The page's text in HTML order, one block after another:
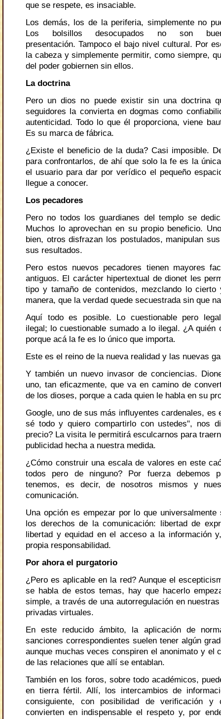
que se respete, es insaciable.
Los demás, los de la periferia, simplemente no
Los bolsillos desocupados no son
presentación. Tampoco el bajo nivel cultural. Por
la cabeza y simplemente permitir, como siempre,
del poder gobiernen sin ellos.
La doctrina
Pero un dios no puede existir sin una doctrina
seguidores la convierta en dogmas como
autenticidad. Todo lo que él proporciona, viene
Es su marca de fábrica.
¿Existe el beneficio de la duda? Casi imposible.
para confrontarlos, de ahí que solo la fe es la
el usuario para dar por verídico el pequeño
llegue a conocer.
Los pecadores
Pero no todos los guardianes del templo se
Muchos lo aprovechan en su propio beneficio.
bien, otros disfrazan los postulados, manipulan
sus resultados.
Pero estos nuevos pecadores tienen mayores
antiguos. El carácter hipertextual de dionet les
tipo y tamaño de contenidos, mezclando lo
manera, que la verdad quede secuestrada sin que
Aquí todo es posible. Lo cuestionable pero
ilegal; lo cuestionable sumado a lo ilegal. ¿A quién
porque acá la fe es lo único que importa.
Este es el reino de la nueva realidad y las nuevas
Y también un nuevo invasor de conciencias.
uno, tan eficazmente, que va en camino de
de los dioses, porque a cada quien le habla en su
Google, uno de sus más influyentes cardenales, es
sé todo y quiero compartirlo con ustedes", nos
precio? La visita le permitirá esculcarnos para
publicidad hecha a nuestra medida.
¿Cómo construir una escala de valores en este
todos pero de ninguno? Por fuerza debemos
tenemos, es decir, de nosotros mismos y
comunicación.
Una opción es empezar por lo que universalmente
los derechos de la comunicación: libertad de
libertad y equidad en el acceso a la información
propia responsabilidad.
Por ahora el purgatorio
¿Pero es aplicable en la red? Aunque el
se habla de estos temas, hay que hacerlo
simple, a través de una autorregulación en
privadas virtuales.
En este reducido ámbito, la aplicación de
sanciones correspondientes suelen tener algún
aunque muchas veces conspiren el anonimato y el
de las relaciones que allí se entablan.
También en los foros, sobre todo académicos,
en tierra fértil. Allí, los intercambios de
consiguiente, con posibilidad de verificación y
convierten en indispensable el respeto y, por